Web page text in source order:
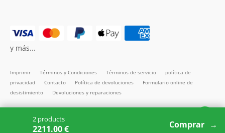
2 products
2211.00 € Comprar
Imprimir Términos y Condiciones Términos de servicio
política de
privacidad
Contacto Política de devoluciones
Formulario online de
desistimiento
Devoluciones y reparaciones
Todos los precios incl. IVA
Copyright SMARTBett GmbH © 2026
y más...